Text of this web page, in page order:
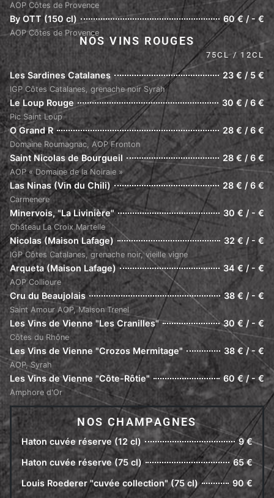
AOP Côtes de Provence
By OTT (150 cl) 60 € / - €
AOP Côtes de Provence
NOS VINS ROUGES
75CL / 12CL
Les Sardines Catalanes 23 € / 5 €
IGP Côtes Catalanes, grenache noir Syrah
Le Loup Rouge 30 € / 6 €
Pic Saint Loup
O Grand R 28 € / 6 €
Domaine Roumagnac, AOP Fronton
Saint Nicolas de Bourgueil 28 € / 6 €
AOP « Domaine de la Noiraie »
Las Ninas (Vin du Chili) 28 € / 6 €
Carmenere
Minervois, "La Livinière" 30 € / - €
Château La Croix Martelle
Nicolas (Maison Lafage) 32 € / - €
IGP Côtes Catalanes, grenache noir, vieille vigne
Arqueta (Maison Lafage) 34 € / - €
AOP Collioure
Cru du Beaujolais 38 € / - €
Saint Amour AOP, Maison Trenel
Les Vins de Vienne "Les Cranilles" 30 € / - €
Côtes du Rhône
Les Vins de Vienne "Crozos Mermitage" 38 € / - €
AOP, Syrah
Les Vins de Vienne "Côte-Rôtie" 60 € / - €
Amphore d'Or
NOS CHAMPAGNES
Haton cuvée réserve (12 cl)
9 €
Haton cuvée réserve (75 cl)
65 €
Louis Roederer "cuvée collection" (75 cl)
90 €